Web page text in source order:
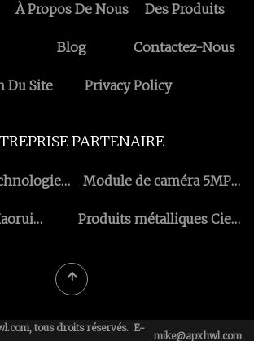
À Propos De Nous Des Produits
Blog Contactez-Nous
Du Site Privacy Policy
PARTENAIRE
Module de caméra 5MP
Produits métalliques Cie.,
tous droits réservés. E-
mike@apxhwl.com